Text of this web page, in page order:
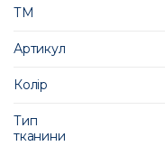
ТМ
Артикул
Колір
Тип
тканини